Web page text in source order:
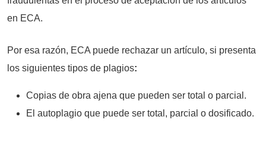
en ECA.
Por esa razón, ECA puede rechazar un artículo, si presenta
los siguientes tipos de plagios:
Copias de obra ajena que pueden ser total o parcial.
El autoplagio que puede ser total, parcial o dosificado.